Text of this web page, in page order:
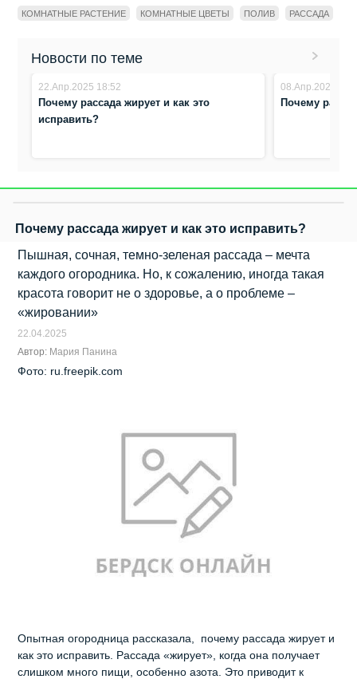
КОМНАТНЫЕ РАСТЕНИЕ КОМНАТНЫЕ ЦВЕТЫ ПОЛИВ РАССАДА
Новости по теме
22.Апр.2025 18:52
Почему рассада жирует и как это
исправить?
08.Апр.2025
Почему
Почему рассада жирует и как это исправить?
Пышная, сочная, темно-зеленая рассада – мечта
каждого огородника. Но, к сожалению, иногда такая
красота говорит не о здоровье, а о проблеме –
«жировании»
22.04.2025
Автор: Мария Панина
Фото: ru.freepik.com
Опытная огородница рассказала, почему рассада жирует и
как это исправить. Рассада «жирует», когда она получает
слишком много пищи, особенно азота. Это приводит к